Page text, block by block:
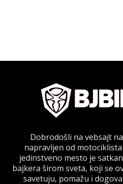
Dobrodošli na vebsajt
napravljen od
jedinstveno mesto je
bajkera širom sveta, koji se
savetuju, pomažu i